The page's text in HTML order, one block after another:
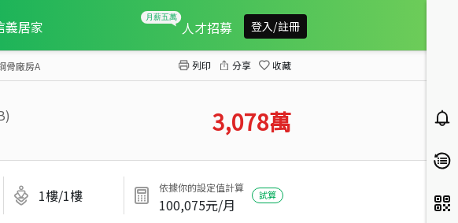
義居家 人才招募 登入/註冊
骨廠房A 列印 分享 收藏
3,078萬
1樓/1樓 依據你的設定值計算
100,075元/月
試算